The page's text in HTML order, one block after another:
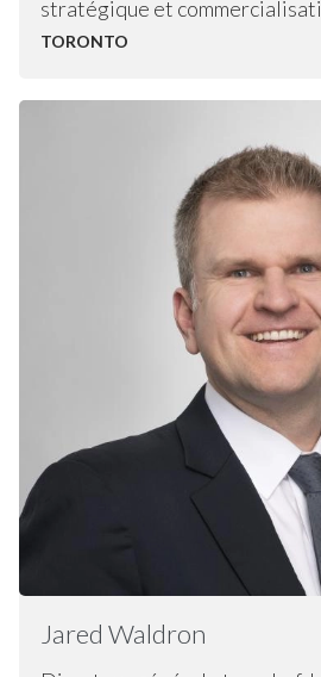
stratégique et
TORONTO
Jared Waldron